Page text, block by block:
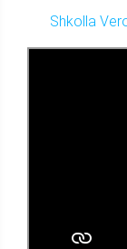
Shkolla